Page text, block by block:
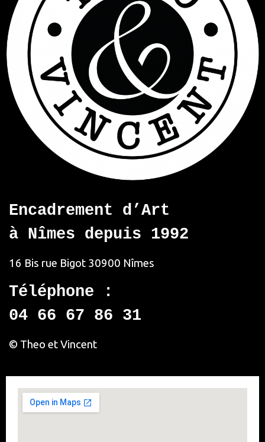
Encadrement d’Art
à Nîmes depuis 1992
16 Bis rue Bigot 30900 Nîmes
Téléphone :
04 66 67 86 31
© Theo et Vincent